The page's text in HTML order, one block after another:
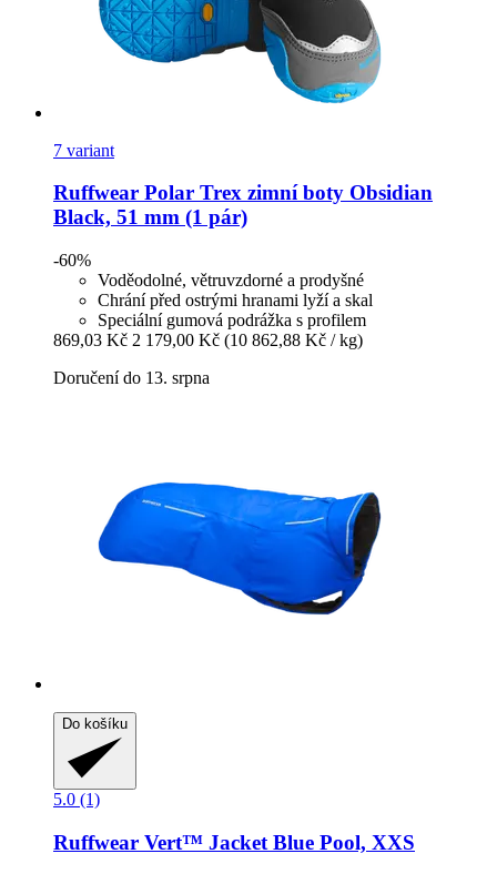
7 variant
Ruffwear Polar Trex zimní boty Obsidian
Black, 51 mm (1 pár)
-60%
Voděodolné, větruvzdorné a prodyšné
Chrání před ostrými hranami lyží a skal
Speciální gumová podrážka s profilem
869,03 Kč 2 179,00 Kč (10 862,88 Kč / kg)
Doručení do 13. srpna
Do košíku
5.0 (1)
Ruffwear Vert™ Jacket Blue Pool, XXS